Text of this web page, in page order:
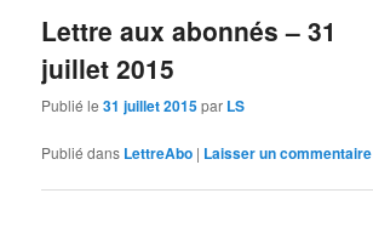
Lettre aux abonnés – 31
juillet 2015
Publié le31 juillet 2015par LS
Publié dans LettreAbo | Laisser un commentaire